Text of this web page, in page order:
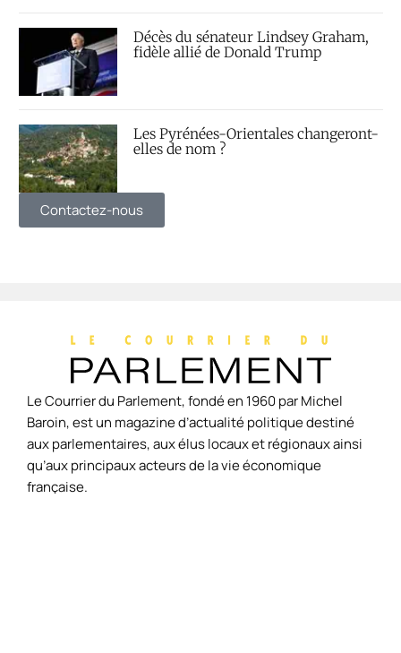
Décès du sénateur Lindsey Graham,
fidèle allié de Donald Trump
Les Pyrénées-Orientales changeront-
elles de nom ?
Contactez-nous
Le Courrier du Parlement, fondé en 1960 par Michel
Baroin, est un magazine d’actualité politique destiné
aux parlementaires, aux élus locaux et régionaux ainsi
qu’aux principaux acteurs de la vie économique
française.